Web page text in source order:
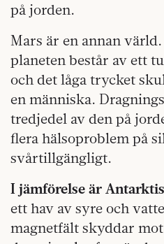
på jorden.
Mars är en annan
planeten består av ett
och det låga trycket
en människa.
tredjedel av den på
flera hälsoproblem på
svårtillgängligt.
I jämförelse är
ett hav av syre och
magnetfält skyddar